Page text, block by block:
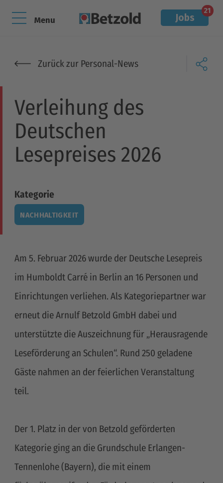
Menu
Zurück zur Personal-News
Jobs
21
Verleihung des
Deutschen
Lesepreises 2026
Kategorie
NACHHALTIGKEIT
Am 5. Februar 2026 wurde der Deutsche Lesepreis
im Humboldt Carré in Berlin an 16 Personen und
Einrichtungen verliehen. Als Kategoriepartner war
erneut die Arnulf Betzold GmbH dabei und
unterstützte die Auszeichnung für „Herausragende
Leseförderung an Schulen“. Rund 250 geladene
Gäste nahmen an der feierlichen Veranstaltung
teil.
Der 1. Platz in der von Betzold geförderten
Kategorie ging an die Grundschule Erlangen-
Tennenlohe (Bayern), die mit einem